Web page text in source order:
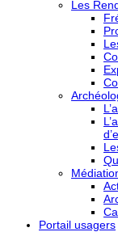
Les
Portail usagers